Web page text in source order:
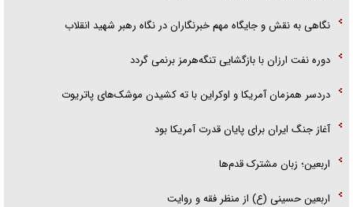
نگاهی به نقش و جایگاه مهم خبرنگاران در نگاه رهبر شهید انقلاب
دوره نفت ارزان با بازگشایی تنگه‌هرمز برنمی گردد
دردسر همزمان آمریکا و اوکراین با ته کشیدن موشک‌های پاتریوت
آغاز جنگ ایران برای پایان قدرت آمریکا بود
اربعین؛ زبان مشترک قدم‌ها
اربعین حسینی (ع) از منظر فقه و روایت